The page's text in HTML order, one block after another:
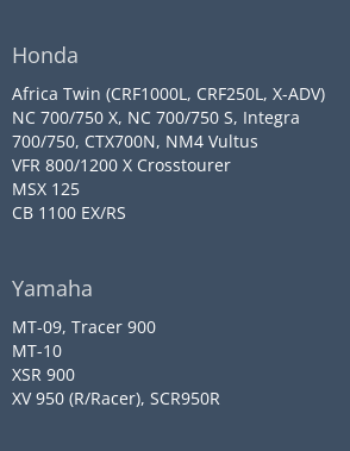
Honda
Africa Twin (CRF1000L, CRF250L, X-ADV)
NC 700/750 X, NC 700/750 S, Integra
700/750, CTX700N, NM4 Vultus
VFR 800/1200 X Crosstourer
MSX 125
CB 1100 EX/RS
Yamaha
MT-09, Tracer 900
MT-10
XSR 900
XV 950 (R/Racer), SCR950R